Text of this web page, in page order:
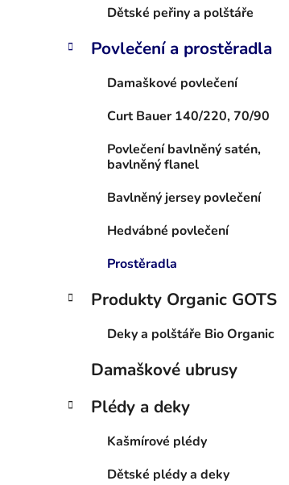
Dětské peřiny a polštáře
Povlečení a prostěradla
Damaškové povlečení
Curt Bauer 140/220, 70/90
Povlečení bavlněný satén,
bavlněný flanel
Bavlněný jersey povlečení
Hedvábné povlečení
Prostěradla
Produkty Organic GOTS
Deky a polštáře Bio Organic
Damaškové ubrusy
Plédy a deky
Kašmírové plédy
Dětské plédy a deky